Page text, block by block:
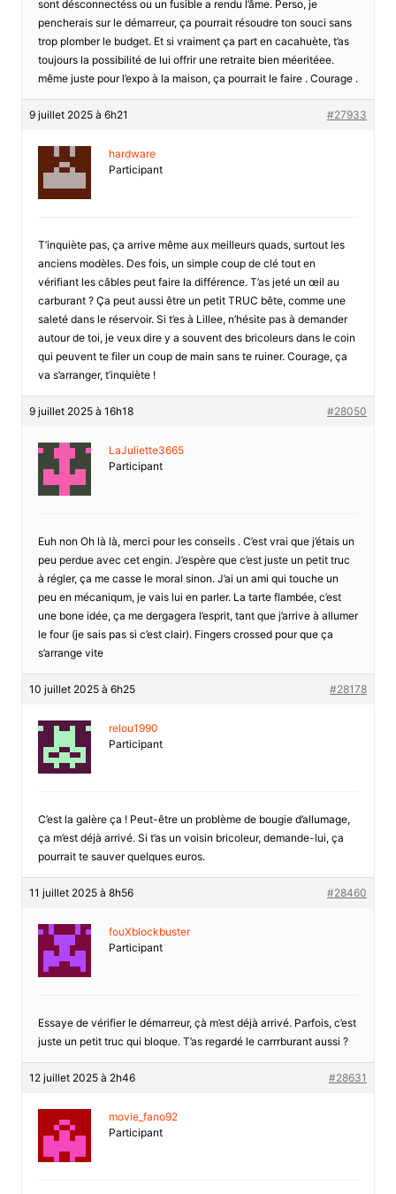
sont désconnectéss ou un fusible a rendu l’âme. Perso, je
pencherais sur le démarreur, ça pourrait résoudre ton souci sans
trop plomber le budget. Et si vraiment ça part en cacahuète, t’as
toujours la possibilité de lui offrir une retraite bien méeritéee.
même juste pour l’expo à la maison, ça pourrait le faire . Courage .
9 juillet 2025 à 6h21 #27933
hardware
Participant
T’inquiète pas, ça arrive même aux meilleurs quads, surtout les
anciens modèles. Des fois, un simple coup de clé tout en
vérifiant les câbles peut faire la différence. T’as jeté un œil au
carburant ? Ça peut aussi être un petit TRUC bête, comme une
saleté dans le réservoir. Si t’es à Lillee, n’hésite pas à demander
autour de toi, je veux dire y a souvent des bricoleurs dans le coin
qui peuvent te filer un coup de main sans te ruiner. Courage, ça
va s’arranger, t’inquiète !
9 juillet 2025 à 16h18 #28050
LaJuliette3665
Participant
Euh non Oh là là, merci pour les conseils . C’est vrai que j’étais un
peu perdue avec cet engin. J’espère que c’est juste un petit truc
à régler, ça me casse le moral sinon. J’ai un ami qui touche un
peu en mécaniqum, je vais lui en parler. La tarte flambée, c’est
une bone idée, ça me dergagera l’esprit, tant que j’arrive à allumer
le four (je sais pas si c’est clair). Fingers crossed pour que ça
s’arrange vite
10 juillet 2025 à 6h25 #28178
relou1990
Participant
C’est la galère ça ! Peut-être un problème de bougie d’allumage,
ça m’est déjà arrivé. Si t’as un voisin bricoleur, demande-lui, ça
pourrait te sauver quelques euros.
11 juillet 2025 à 8h56 #28460
fouXblockbuster
Participant
Essaye de vérifier le démarreur, çà m’est déjà arrivé. Parfois, c’est
juste un petit truc qui bloque. T’as regardé le carrrburant aussi ?
12 juillet 2025 à 2h46 #28631
movie_fano92
Participant